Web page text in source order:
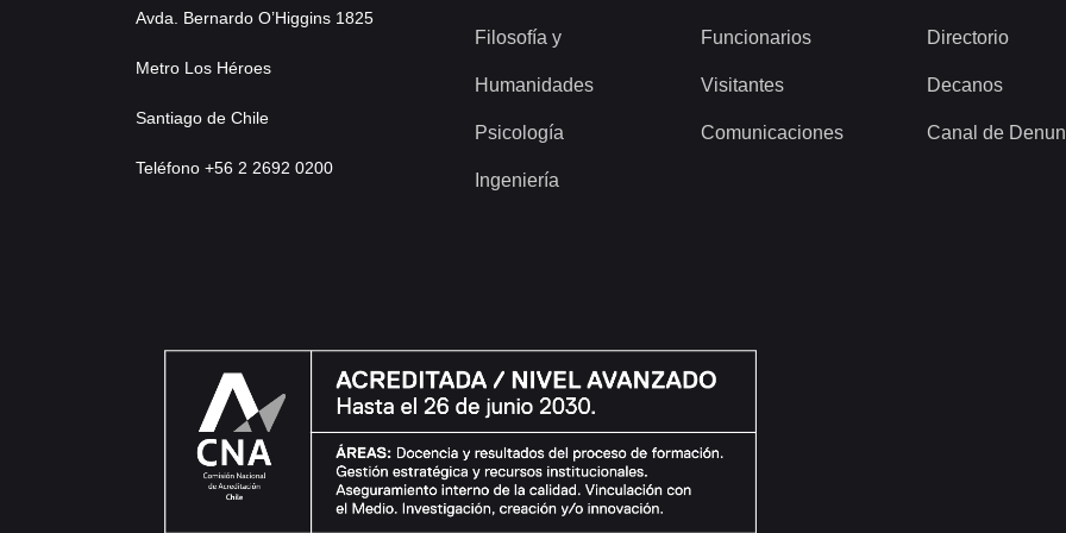
Avda. Bernardo O’Higgins 1825
Metro Los Héroes
Santiago de Chile
Teléfono +56 2 2692 0200
Filosofía y
Humanidades
Psicología
Ingeniería
Funcionarios
Visitantes
Comunicaciones
Directorio
Decanos
Canal de